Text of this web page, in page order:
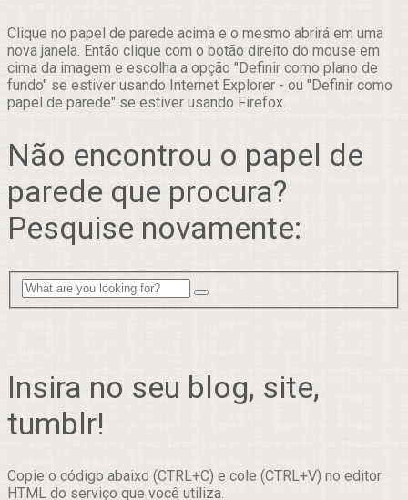
Clique no papel de parede acima e o mesmo abrirá em uma
nova janela. Então clique com o botão direito do mouse em
cima da imagem e escolha a opção "Definir como plano de
fundo" se estiver usando Internet Explorer - ou "Definir como
papel de parede" se estiver usando Firefox.
Não encontrou o papel de
parede que procura?
Pesquise novamente:
Insira no seu blog, site,
tumblr!
Copie o código abaixo (CTRL+C) e cole (CTRL+V) no editor
HTML do serviço que você utiliza.